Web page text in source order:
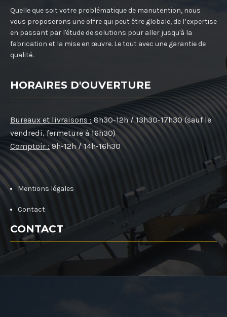
Quelle que soit votre problématique de manutention, nous
vous proposerons une offre qui peut être globale, de l’expertise
en passant par l'étude de solutions pour aller jusqu'à la
fabrication et la mise en œuvre. Le tout avec une garantie de
qualité.
HORAIRES D'OUVERTURE
Bureaux et livraisons : 8h30-12h / 13h30-17h30 (sauf le
vendredi, fermeture à 16h30)
Comptoir : 9h-12h / 14h-16h30
Mentions légales
Contact
CONTACT